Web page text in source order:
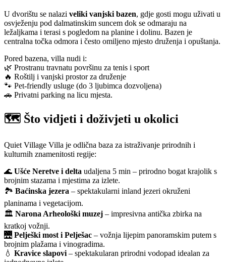
U dvorištu se nalazi veliki vanjski bazen, gdje gosti mogu uživati u
osvježenju pod dalmatinskim suncem dok se odmaraju na
ležaljkama i terasi s pogledom na planine i dolinu. Bazen je
centralna točka odmora i često omiljeno mjesto druženja i opuštanja.
Pored bazena, villa nudi i:
🌿 Prostranu travnatu površinu za tenis i sport
🔥 Roštilj i vanjski prostor za druženje
🐾 Pet-friendly usluge (do 3 ljubimca dozvoljena)
🚗 Privatni parking na licu mjesta.
🗺️ Što vidjeti i doživjeti u okolici
Quiet Village Villa je odlična baza za istraživanje prirodnih i
kulturnih znamenitosti regije:
🌊 Ušće Neretve i delta udaljena 5 min – prirodno bogat krajolik s
brojnim stazama i mjestima za izlete.
🏞️ Baćinska jezera – spektakularni inland jezeri okruženi
planinama i vegetacijom.
🏛️ Narona Arheološki muzej – impresivna antička zbirka na
kratkoj vožnji.
🌉 Pelješki most i Pelješac – vožnja lijepim panoramskim putem s
brojnim plažama i vinogradima.
💧 Kravice slapovi – spektakularan prirodni vodopad idealan za